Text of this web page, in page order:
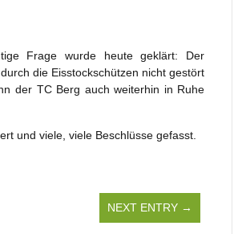
Frage wurde heute geklärt: Der
die Eisstockschützen nicht gestört
der TC Berg auch weiterhin in Ruhe
und viele, viele Beschlüsse gefasst.
NEXT ENTRY →